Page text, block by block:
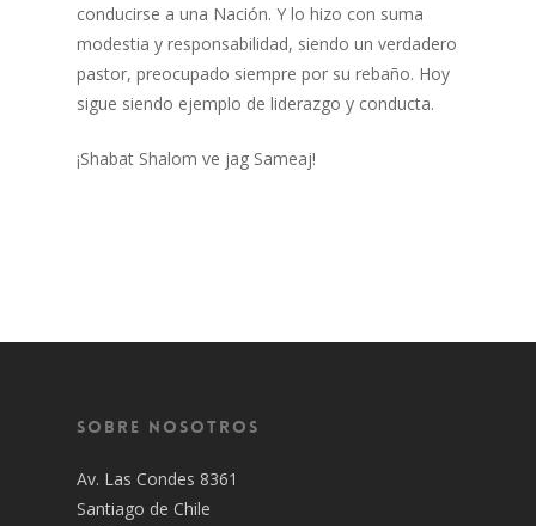
conducirse a una Nación. Y lo hizo con suma
modestia y responsabilidad, siendo un verdadero
pastor, preocupado siempre por su rebaño. Hoy
sigue siendo ejemplo de liderazgo y conducta.
¡Shabat Shalom ve jag Sameaj!
Sobre Nosotros
Av. Las Condes 8361
Santiago de Chile